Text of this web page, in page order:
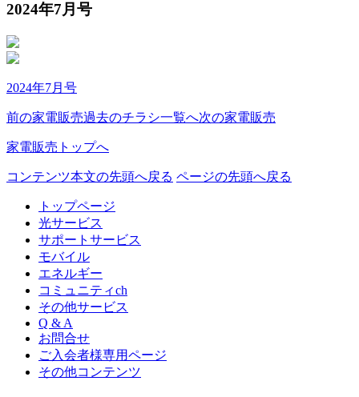
2024年7月号
2024年7月号
前の家電販売過去のチラシ一覧へ次の家電販売
家電販売トップへ
コンテンツ本文の先頭へ戻る ページの先頭へ戻る
トップページ
光サービス
サポートサービス
モバイル
エネルギー
コミュニティch
その他サービス
Q & A
お問合せ
ご入会者様専用ページ
その他コンテンツ